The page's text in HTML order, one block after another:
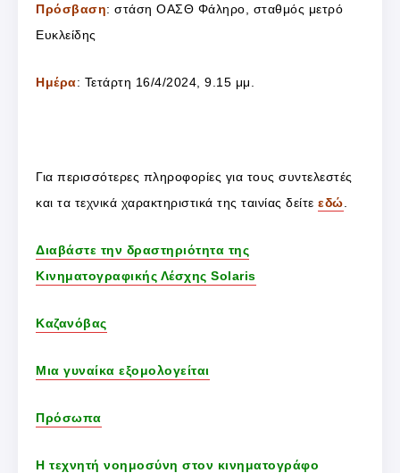
Πρόσβαση: στάση ΟΑΣΘ Φάληρο, σταθμός μετρό
Ευκλείδης
Ημέρα: Τετάρτη 16/4/2024, 9.15 μμ.
Για περισσότερες πληροφορίες για τους συντελεστές
και τα τεχνικά χαρακτηριστικά της ταινίας δείτε εδώ
Διαβάστε την δραστηριότητα της
Κινηματογραφικής Λέσχης Solaris
Καζανόβας
Μια γυναίκα εξομολογείται
Πρόσωπα
Η τεχνητή νοημοσύνη στον κινηματογράφο